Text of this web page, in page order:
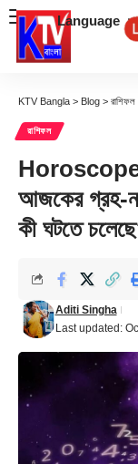
Language
KTV Bangla > Blog > রাশিফল
রাশিফল
আজকের গ্রহ-
কী ঘটতে
Last updated:
Aditi Singha